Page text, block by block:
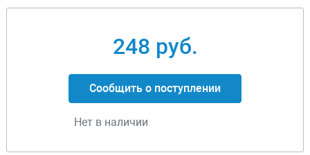
248 руб.
Сообщить о поступлении
Нет в наличии